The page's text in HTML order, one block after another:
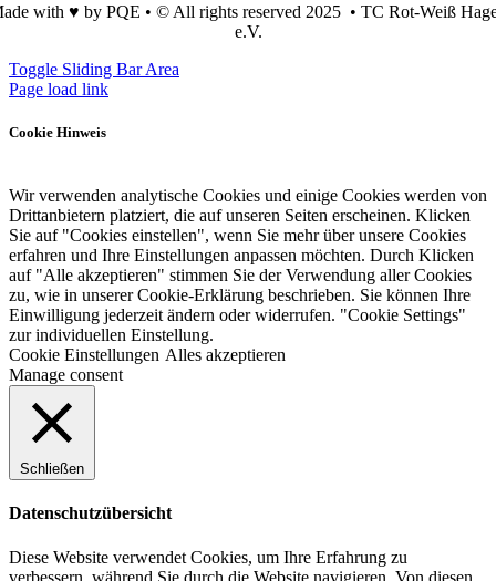
with ♥ by PQE • © All rights reserved 2025 • TC Rot-Weiß
e.V.
Toggle Sliding Bar Area
Page load link
Cookie Hinweis
Wir verwenden analytische Cookies und einige Cookies werden von
Drittanbietern platziert, die auf unseren Seiten erscheinen. Klicken
Sie auf "Cookies einstellen", wenn Sie mehr über unsere Cookies
erfahren und Ihre Einstellungen anpassen möchten. Durch Klicken
auf "Alle akzeptieren" stimmen Sie der Verwendung aller Cookies
zu, wie in unserer Cookie-Erklärung beschrieben. Sie können Ihre
Einwilligung jederzeit ändern oder widerrufen. "Cookie Settings"
zur individuellen Einstellung.
Cookie Einstellungen Alles akzeptieren
Manage consent
Schließen
Datenschutzübersicht
Diese Website verwendet Cookies, um Ihre Erfahrung zu
verbessern, während Sie durch die Website navigieren. Von diesen